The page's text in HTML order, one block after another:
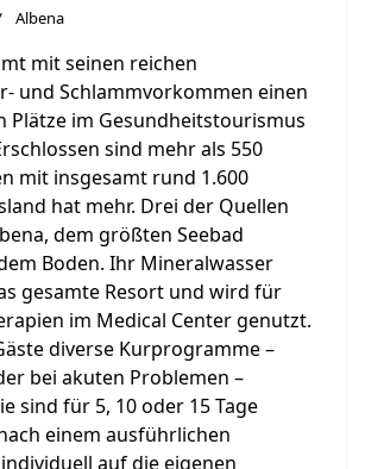
Albena
mit seinen reichen
und Schlammvorkommen einen
Plätze im Gesundheitstourismus
sind mehr als 550
mit insgesamt rund 1.600
hat mehr. Drei der Quellen
dem größten Seebad
Boden. Ihr Mineralwasser
gesamte Resort und wird für
im Medical Center genutzt.
diverse Kurprogramme –
bei akuten Problemen –
sind für 5, 10 oder 15 Tage
einem ausführlichen
auf die eigenen